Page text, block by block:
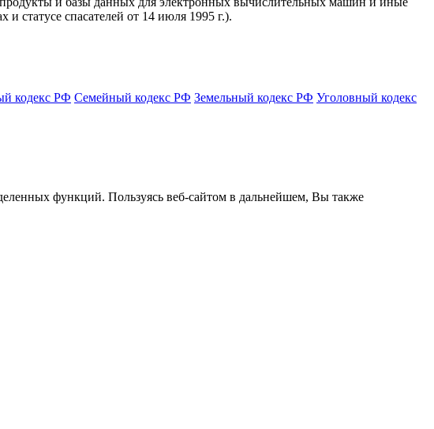
и статусе спасателей от 14 июля 1995 г.).
кодекс РФ Семейный кодекс РФ Земельный кодекс РФ Уголовный кодекс
функций. Пользуясь веб-сайтом в дальнейшем, Вы также